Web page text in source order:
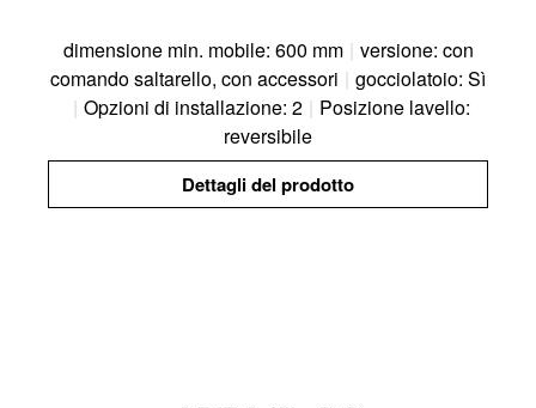
dimensione min. mobile: 600 mm | versione: con
comando saltarello, con accessori | gocciolatoio: Sì
| Opzioni di installazione: 2 | Posizione lavello:
reversibile
Dettagli del prodotto